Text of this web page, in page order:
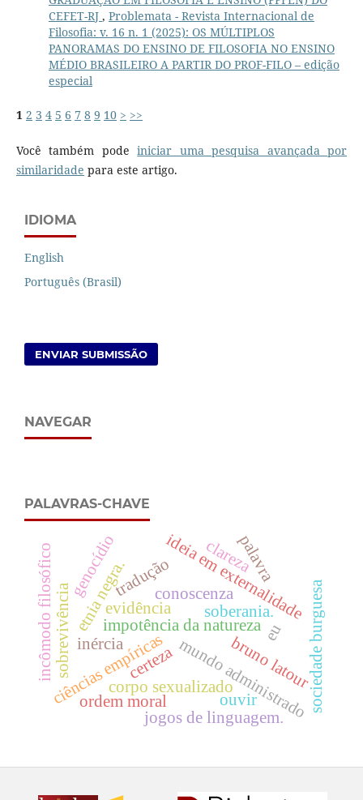
CEFET-RJ , Problemata - Revista Internacional de
Filosofia: v. 16 n. 1 (2025): OS MÚLTIPLOS
PANORAMAS DO ENSINO DE FILOSOFIA NO ENSINO
MÉDIO BRASILEIRO A PARTIR DO PROF-FILO – edição
especial
1 2 3 4 5 6 7 8 9 10 > >>
Você também podeiniciar uma pesquisa avançada por
similaridade para este artigo.
IDIOMA
English
Português (Brasil)
ENVIAR SUBMISSÃO
NAVEGAR
PALAVRAS-CHAVE
conoscenza
etnia negra.evidência
impotência da natureza
ideia em externalidade
ciências empíricas sociedade burguesa
mundo administrado
corpo sexualizado
sobrevivência
genocídiotradução
bruno latour
incômodo filosófico palavra
ordem moral
clareza
certeza
jogos de linguagem.
soberania.
inércia
ouvir
eu